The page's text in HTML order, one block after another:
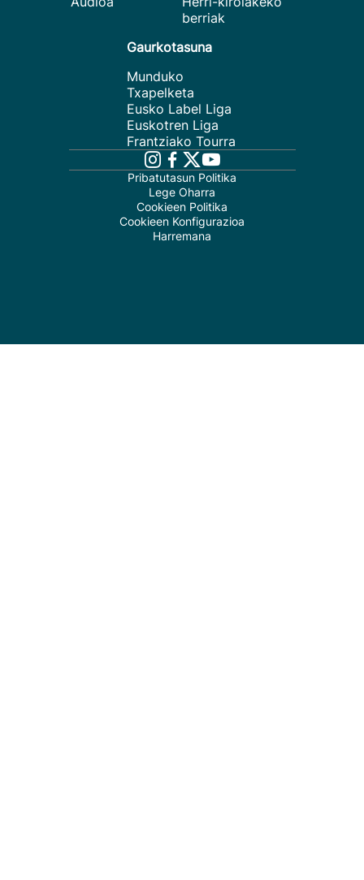
berriak
Gaurkotasuna
Munduko
Txapelketa
Eusko Label Liga
Euskotren Liga
Frantziako Tourra
Pribatutasun Politika
Lege Oharra
Cookieen Politika
Cookieen Konfigurazioa
Harremana